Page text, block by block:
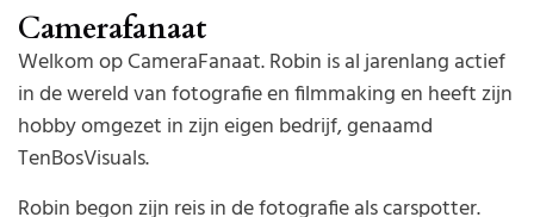
Camerafanaat
Welkom op CameraFanaat. Robin is al jarenlang actief
in de wereld van fotografie en filmmaking en heeft zijn
hobby omgezet in zijn eigen bedrijf, genaamd
TenBosVisuals.
Robin begon zijn reis in de fotografie als carspotter.